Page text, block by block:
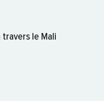
travers le Mali